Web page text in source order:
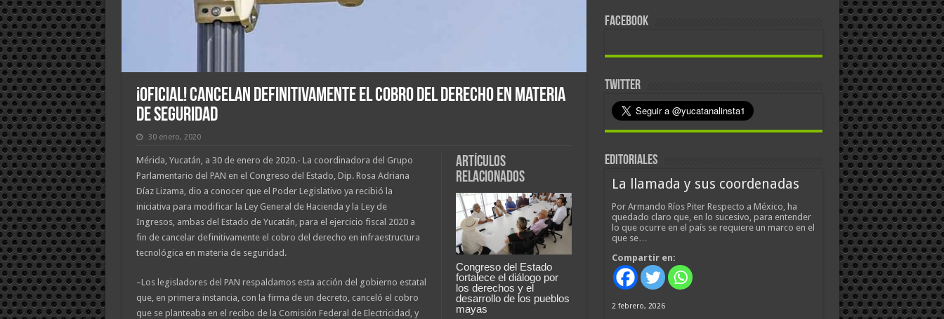
¡Oficial! Cancelan definitivamente el cobro del derecho en materia
de seguridad
30 enero, 2020
Artículos
relacionados
Congreso del Estado
fortalece el diálogo por
los derechos y el
desarrollo de los pueblos
mayas
Mérida, Yucatán, a 30 de enero de 2020.- La coordinadora del Grupo
Parlamentario del PAN en el Congreso del Estado, Dip. Rosa Adriana
Díaz Lizama, dio a conocer que el Poder Legislativo ya recibió la
iniciativa para modificar la Ley General de Hacienda y la Ley de
Ingresos, ambas del Estado de Yucatán, para el ejercicio fiscal 2020 a
fin de cancelar definitivamente el cobro del derecho en infraestructura
tecnológica en materia de seguridad.
–Los legisladores del PAN respaldamos esta acción del gobierno estatal
que, en primera instancia, con la firma de un decreto, canceló el cobro
que se planteaba en el recibo de la Comisión Federal de Electricidad, y
FACEBOOK
TWITTER
EDITORIALES
La llamada y sus coordenadas
Por Armando Ríos Piter Respecto a México, ha
quedado claro que, en lo sucesivo, para entender
lo que ocurre en el país se requiere un marco en el
que se…
Compartir en:
2 febrero, 2026